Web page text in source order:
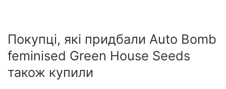
Покупці, які придбали Auto Bomb
feminised Green House Seeds
також купили